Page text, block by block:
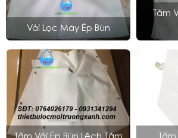
Vải Lọc Máy Ép Bùn
Tấm